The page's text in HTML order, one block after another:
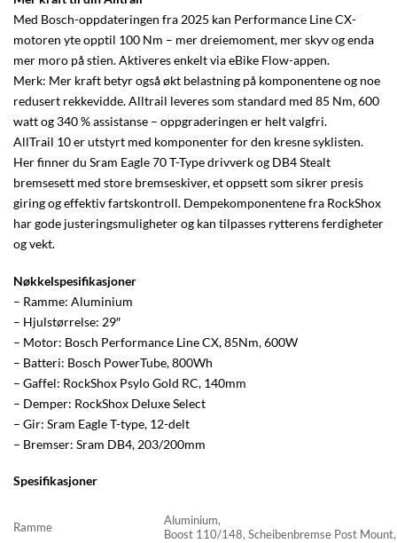
Med Bosch-oppdateringen fra 2025 kan Performance Line CX-
motoren yte opptil 100 Nm – mer dreiemoment, mer skyv og enda
mer moro på stien. Aktiveres enkelt via eBike Flow-appen.
Merk: Mer kraft betyr også økt belastning på komponentene og noe
redusert rekkevidde. Alltrail leveres som standard med 85 Nm, 600
watt og 340 % assistanse – oppgraderingen er helt valgfri.
AllTrail 10 er utstyrt med komponenter for den kresne syklisten.
Her finner du Sram Eagle 70 T-Type drivverk og DB4 Stealt
bremsesett med store bremseskiver, et oppsett som sikrer presis
giring og effektiv fartskontroll. Dempekomponentene fra RockShox
har gode justeringsmuligheter og kan tilpasses rytterens ferdigheter
og vekt.
Nøkkelspesifikasjoner
– Ramme: Aluminium
– Hjulstørrelse: 29″
– Motor: Bosch Performance Line CX, 85Nm, 600W
– Batteri: Bosch PowerTube, 800Wh
– Gaffel: RockShox Psylo Gold RC, 140mm
– Demper: RockShox Deluxe Select
– Gir: Sram Eagle T-type, 12-delt
– Bremser: Sram DB4, 203/200mm
Spesifikasjoner
Ramme
Aluminium,
Boost 110/148, Scheibenbremse Post